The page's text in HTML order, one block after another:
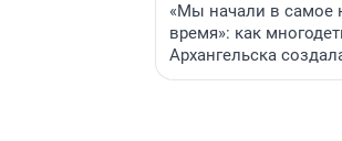
«Мы начали в самое
время»: как
Архангельска